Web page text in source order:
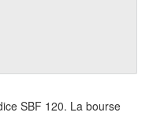
SBF 120. La bourse